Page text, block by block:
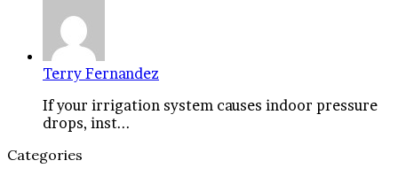
Terry Fernandez
If your irrigation system causes indoor pressure
drops, inst...
Categories